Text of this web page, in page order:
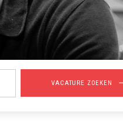
VACATURE ZOEKEN